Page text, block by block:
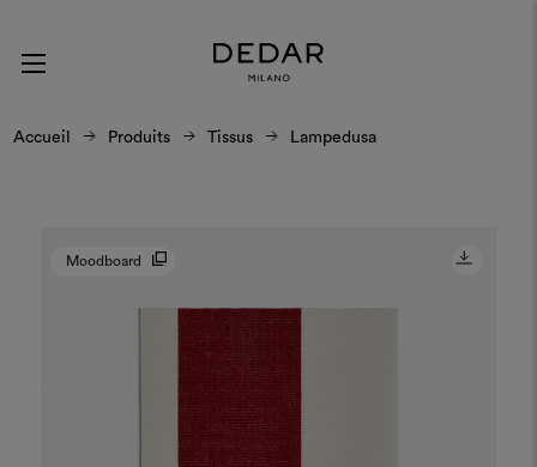
Accueil Produits Tissus Lampedusa
Moodboard